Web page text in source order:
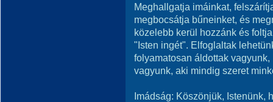
Meghallgatja imáinkat,
megbocsátja bűneinket, és
közelebb kerül hozzánk és
"Isten ingét". Elfoglaltak
folyamatosan áldottak
vagyunk, aki mindig szeret
Imádság: Köszönjük, Istenünk,